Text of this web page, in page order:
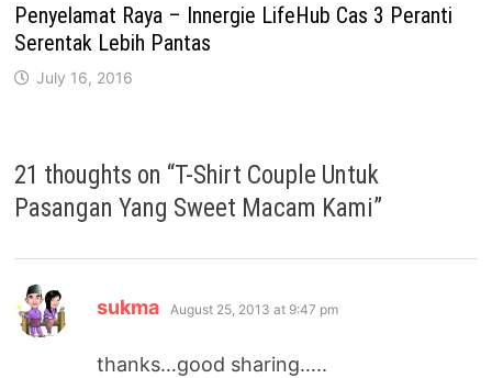
Penyelamat Raya – Innergie LifeHub Cas 3 Peranti
Serentak Lebih Pantas
July 16, 2016
21 thoughts on “T-Shirt Couple Untuk
Pasangan Yang Sweet Macam Kami”
sukma says:
August 25, 2013 at 9:47 pm
thanks…good sharing…..